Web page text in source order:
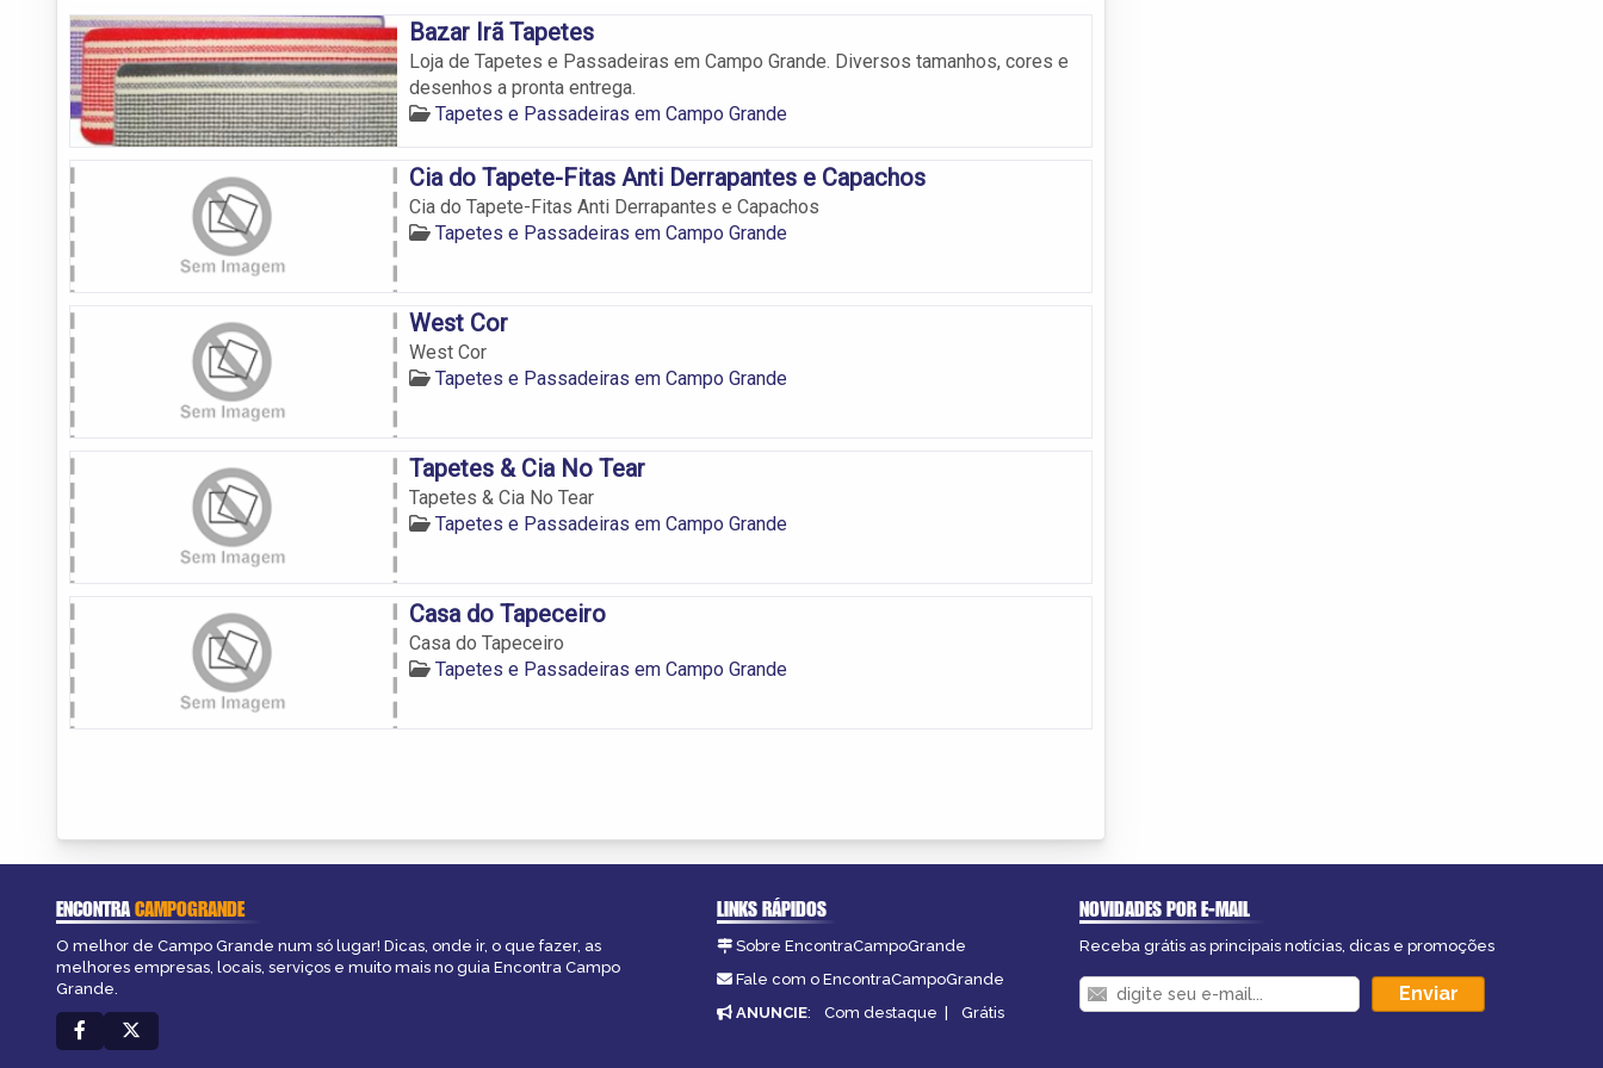
Bazar Irã Tapetes
Loja de Tapetes e Passadeiras em Campo Grande. Diversos tamanhos, cores e
desenhos a pronta entrega.
Tapetes e Passadeiras em Campo Grande
Cia do Tapete-Fitas Anti Derrapantes e Capachos
Cia do Tapete-Fitas Anti Derrapantes e Capachos
Tapetes e Passadeiras em Campo Grande
West Cor
West Cor
Tapetes e Passadeiras em Campo Grande
Tapetes & Cia No Tear
Tapetes & Cia No Tear
Tapetes e Passadeiras em Campo Grande
Casa do Tapeceiro
Casa do Tapeceiro
Tapetes e Passadeiras em Campo Grande
ENCONTRACAMPOGRANDE
O melhor de Campo Grande num só lugar! Dicas, onde ir, o que fazer, as
melhores empresas, locais, serviços e muito mais no guia Encontra Campo
Grande.
LINKS RÁPIDOS
Sobre EncontraCampoGrande
Fale com o EncontraCampoGrande
ANUNCIE: Com destaque | Grátis
NOVIDADES POR E-MAIL
Receba grátis as principais notícias, dicas e promoções